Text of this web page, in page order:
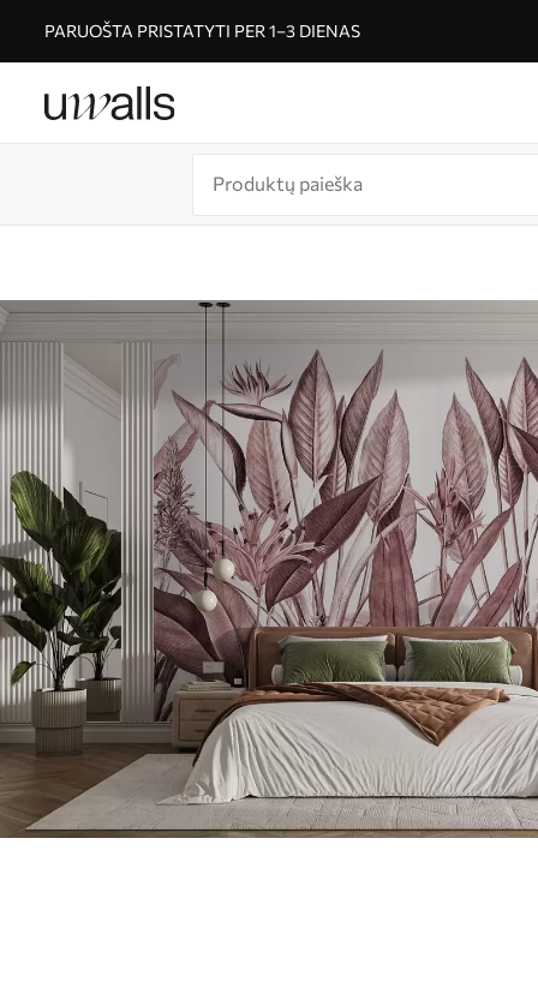
PARUOŠTA PRISTATYTI PER 1–3 DIENAS